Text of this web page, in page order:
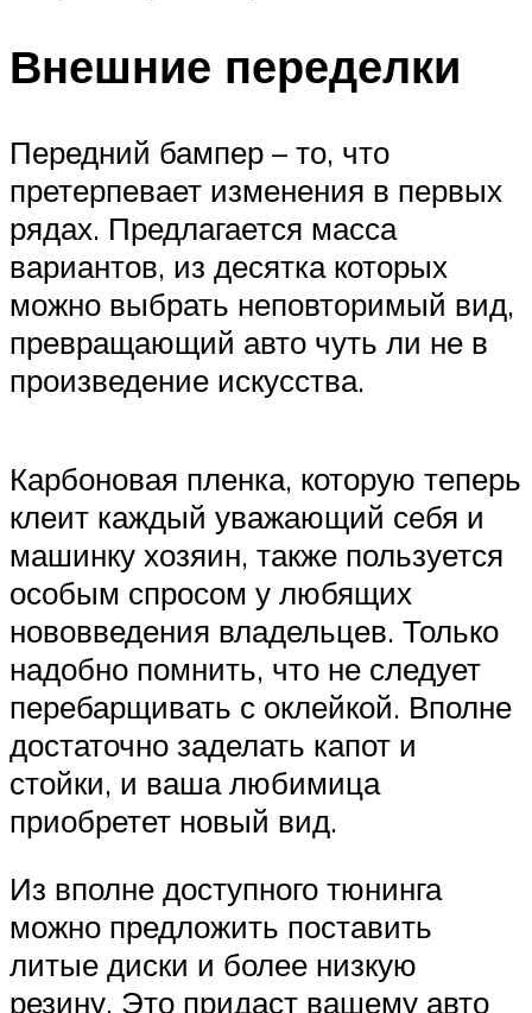
Внешние переделки
Передний бампер – то, что
претерпевает изменения в первых
рядах. Предлагается масса
вариантов, из десятка которых
можно выбрать неповторимый вид,
превращающий авто чуть ли не в
произведение искусства.
Карбоновая пленка, которую теперь
клеит каждый уважающий себя и
машинку хозяин, также пользуется
особым спросом у любящих
нововведения владельцев. Только
надобно помнить, что не следует
перебарщивать с оклейкой. Вполне
достаточно заделать капот и
стойки, и ваша любимица
приобретет новый вид.
Из вполне доступного тюнинга
можно предложить поставить
литые диски и более низкую
резину. Это придаст вашему авто